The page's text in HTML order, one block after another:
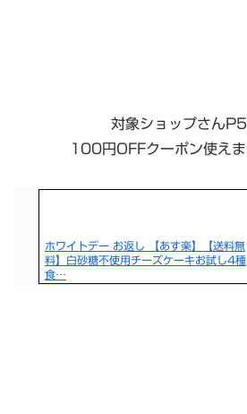
対象ショップさんP5
100円OFFクーポン使えま
ホワイトデー お返し 【あす楽】【送料無
料】白砂糖不使用チーズケーキお試し4種
食…